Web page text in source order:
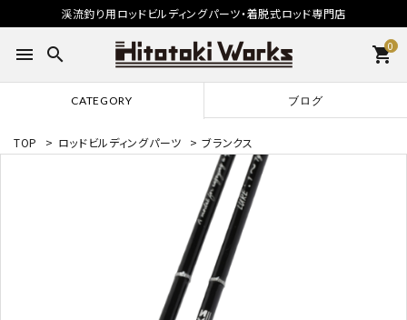
渓流釣り用ロッドビルディングパーツ・着脱式ロッド専門店
menu search 0
shopping_cart
CATEGORY ブログ
TOP > ロッドビルディングパーツ > ブランクス